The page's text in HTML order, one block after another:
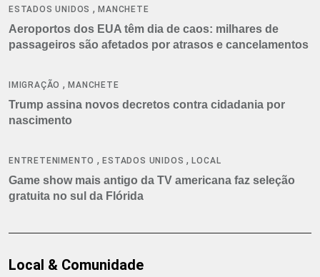
ESTADOS UNIDOS ,MANCHETE
Aeroportos dos EUA têm dia de caos: milhares de
passageiros são afetados por atrasos e cancelamentos
IMIGRAÇÃO ,MANCHETE
Trump assina novos decretos contra cidadania por
nascimento
ENTRETENIMENTO ,ESTADOS UNIDOS ,LOCAL
Game show mais antigo da TV americana faz seleção
gratuita no sul da Flórida
Local & Comunidade